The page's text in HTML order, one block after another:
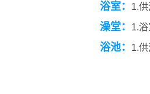
浴室： 1.
澡堂： 1.
浴池： 1.